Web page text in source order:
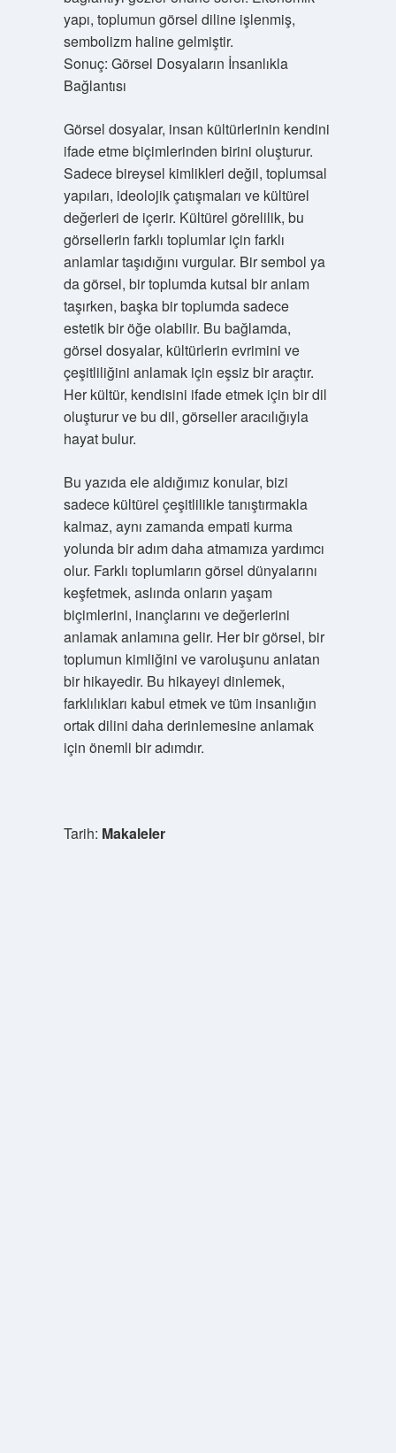
yapı, toplumun görsel diline işlenmiş,
sembolizm haline gelmiştir.
Sonuç: Görsel Dosyaların İnsanlıkla
Bağlantısı
Görsel dosyalar, insan kültürlerinin kendini
ifade etme biçimlerinden birini oluşturur.
Sadece bireysel kimlikleri değil, toplumsal
yapıları, ideolojik çatışmaları ve kültürel
değerleri de içerir. Kültürel görelilik, bu
görsellerin farklı toplumlar için farklı
anlamlar taşıdığını vurgular. Bir sembol ya
da görsel, bir toplumda kutsal bir anlam
taşırken, başka bir toplumda sadece
estetik bir öğe olabilir. Bu bağlamda,
görsel dosyalar, kültürlerin evrimini ve
çeşitliliğini anlamak için eşsiz bir araçtır.
Her kültür, kendisini ifade etmek için bir dil
oluşturur ve bu dil, görseller aracılığıyla
hayat bulur.
Bu yazıda ele aldığımız konular, bizi
sadece kültürel çeşitlilikle tanıştırmakla
kalmaz, aynı zamanda empati kurma
yolunda bir adım daha atmamıza yardımcı
olur. Farklı toplumların görsel dünyalarını
keşfetmek, aslında onların yaşam
biçimlerini, inançlarını ve değerlerini
anlamak anlamına gelir. Her bir görsel, bir
toplumun kimliğini ve varoluşunu anlatan
bir hikayedir. Bu hikayeyi dinlemek,
farklılıkları kabul etmek ve tüm insanlığın
ortak dilini daha derinlemesine anlamak
için önemli bir adımdır.
Tarih: Makaleler